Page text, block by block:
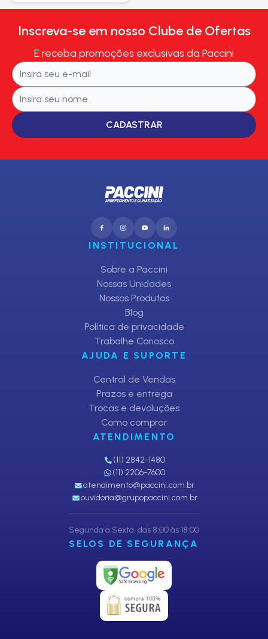
Inscreva-se em nosso Clube de Ofertas
E receba promoções exclusivas da Paccini
CADASTRAR
INSTITUCIONAL
Sobre a Paccini
Nossas Unidades
Nossos Produtos
Blog
Política de privacidade
Trabalhe Conosco
AJUDA E SUPORTE
Central de Vendas
Prazos e entrega
Trocas e devoluções
Como comprar
ATENDIMENTO
(11) 2842-1480
(11) 2206-7600
atendimento@paccini.com.br
ouvidoria@grupopaccini.com.br
Segunda a Sexta, das 8:00 às 18:00
SELOS DE SEGURANÇA